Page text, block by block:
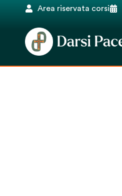
Area riservata corsi